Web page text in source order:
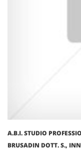
A.B.I. STUDIO
BRUSADIN DOTT. S.,